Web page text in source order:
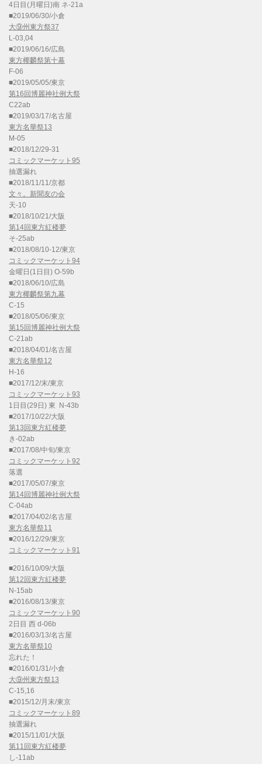
4日目(月曜日)南 ネ-21a
■2019/06/30/小倉
大⑨州東方祭37
L-03,04
■2019/06/16/広島
東方椰麟祭第十幕
F-06
■2019/05/05/東京
第16回博麗神社例大祭
C22ab
■2019/03/17/名古屋
東方名華祭13
M-05
■2018/12/29-31
コミックマーケット95
抽選漏れ
■2018/11/11/京都
文々。新聞友の会
天-10
■2018/10/21/大阪
第14回東方紅楼夢
そ-25ab
■2018/08/10-12/東京
コミックマーケット94
金曜日(1日目) O-59b
■2018/06/10/広島
東方椰麟祭第九幕
C-15
■2018/05/06/東京
第15回博麗神社例大祭
C-21ab
■2018/04/01/名古屋
東方名華祭12
H-16
■2017/12/末/東京
コミックマーケット93
1日目(29日) 東 N-43b
■2017/10/22/大阪
第13回東方紅楼夢
き-02ab
■2017/08/中旬/東京
コミックマーケット92
落選
■2017/05/07/東京
第14回博麗神社例大祭
C-04ab
■2017/04/02/名古屋
東方名華祭11
■2016/12/29/東京
コミックマーケット91
■2016/10/09/大阪
第12回東方紅楼夢
N-15ab
■2016/08/13/東京
コミックマーケット90
2日目 西 d-06b
■2016/03/13/名古屋
東方名華祭10
忘れた！
■2016/01/31/小倉
大⑨州東方祭13
C-15,16
■2015/12/月末/東京
コミックマーケット89
抽選漏れ
■2015/11/01/大阪
第11回東方紅楼夢
し-11ab